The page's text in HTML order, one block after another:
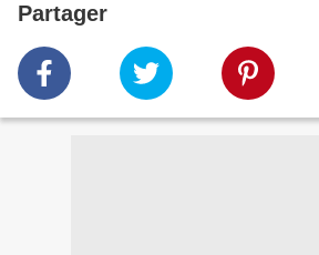
Partager